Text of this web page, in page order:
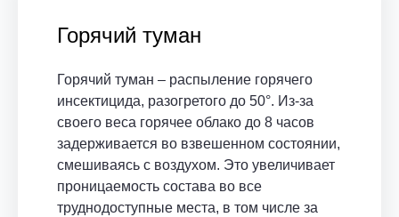
Горячий туман
Горячий туман – распыление горячего
инсектицида, разогретого до 50°. Из-за
своего веса горячее облако до 8 часов
задерживается во взвешенном состоянии,
смешиваясь с воздухом. Это увеличивает
проницаемость состава во все
труднодоступные места, в том числе за